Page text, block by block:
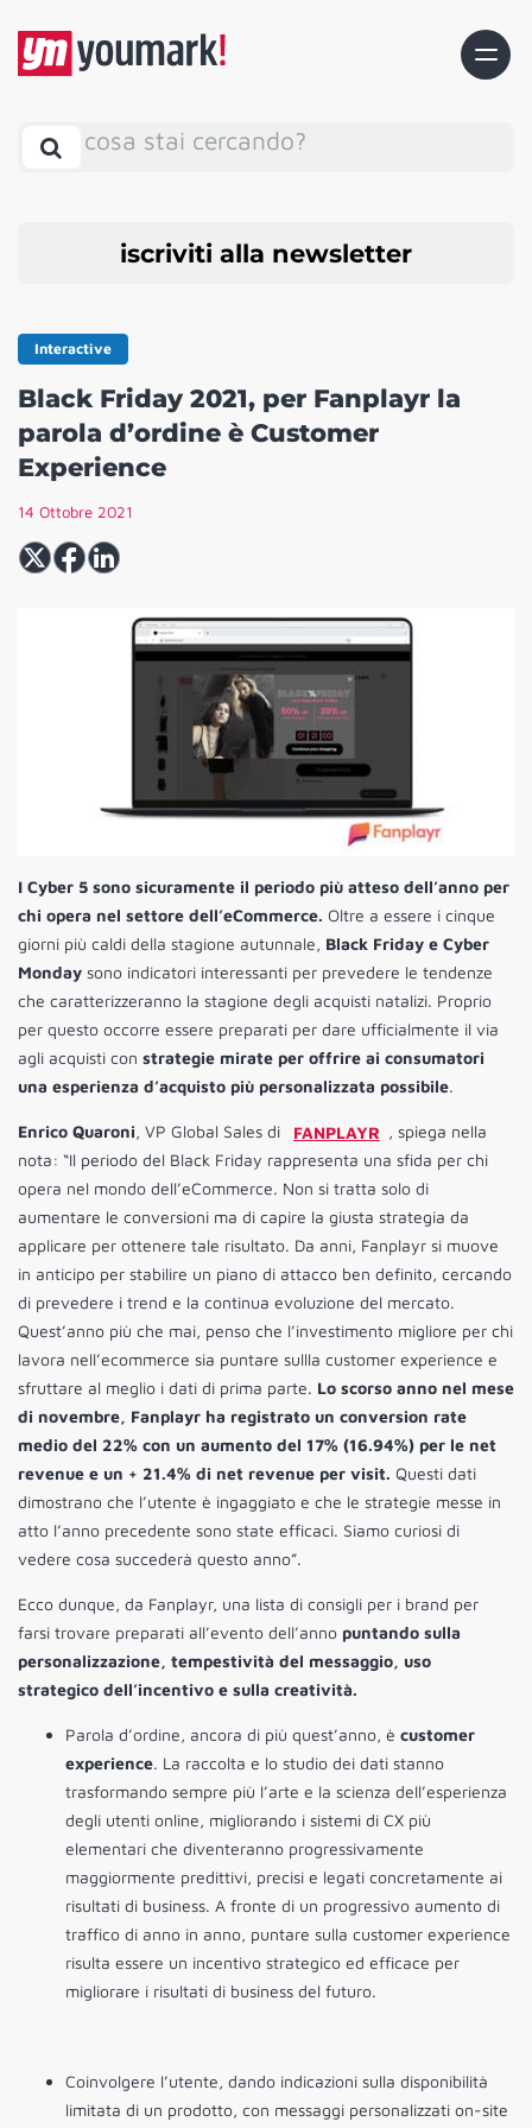
cosa stai cercando?
iscriviti alla newsletter
Interactive
Black Friday 2021, per Fanplayr la
parola d’ordine è Customer
Experience
14 Ottobre 2021
I Cyber 5 sono sicuramente il periodo più atteso dell’anno per
chi opera nel settore dell’eCommerce. Oltre a essere i cinque
giorni più caldi della stagione autunnale, Black Friday e Cyber
Monday sono indicatori interessanti per prevedere le tendenze
che caratterizzeranno la stagione degli acquisti natalizi. Proprio
per questo occorre essere preparati per dare ufficialmente il via
agli acquisti con strategie mirate per offrire ai consumatori
una esperienza d’acquisto più personalizzata possibile.
Enrico Quaroni, VP Global Sales di FANPLAYR , spiega nella
nota: “Il periodo del Black Friday rappresenta una sfida per chi
opera nel mondo dell’eCommerce. Non si tratta solo di
aumentare le conversioni ma di capire la giusta strategia da
applicare per ottenere tale risultato. Da anni, Fanplayr si muove
in anticipo per stabilire un piano di attacco ben definito, cercando
di prevedere i trend e la continua evoluzione del mercato.
Quest’anno più che mai, penso che l’investimento migliore per chi
lavora nell’ecommerce sia puntare sullla customer experience e
sfruttare al meglio i dati di prima parte. Lo scorso anno nel mese
di novembre, Fanplayr ha registrato un conversion rate
medio del 22% con un aumento del 17% (16.94%) per le net
revenue e un + 21.4% di net revenue per visit. Questi dati
dimostrano che l’utente è ingaggiato e che le strategie messe in
atto l’anno precedente sono state efficaci. Siamo curiosi di
vedere cosa succederà questo anno”.
Ecco dunque, da Fanplayr, una lista di consigli per i brand per
farsi trovare preparati all’evento dell’anno puntando sulla
personalizzazione, tempestività del messaggio, uso
strategico dell’incentivo e sulla creatività.
Parola d’ordine, ancora di più quest’anno, è customer
experience. La raccolta e lo studio dei dati stanno
trasformando sempre più l’arte e la scienza dell’esperienza
degli utenti online, migliorando i sistemi di CX più
elementari che diventeranno progressivamente
maggiormente predittivi, precisi e legati concretamente ai
risultati di business. A fronte di un progressivo aumento di
traffico di anno in anno, puntare sulla customer experience
risulta essere un incentivo strategico ed efficace per
migliorare i risultati di business del futuro.
Coinvolgere l’utente, dando indicazioni sulla disponibilità
limitata di un prodotto, con messaggi personalizzati on-site